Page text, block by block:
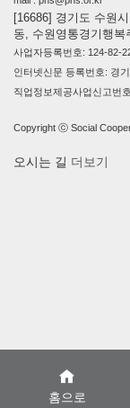
홈으로
[16686] 경기도 수원
동, 수원영통경기행복
사업자등록번호: 124-82-
인터넷신문 등록번호: 경
직업정보제공사업신고번
Copyright ⓒ Social
오시는 길 더보기